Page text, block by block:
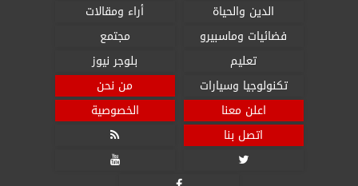
الدين والحياة
أراء ومقالات
فضائيات وماسبيرو
مجتمع
تعليم
بلوجر نيوز
تكنولوجيا وسيارات
من نحن
اعلن معنا
الخصوصية
اتصل بنا


